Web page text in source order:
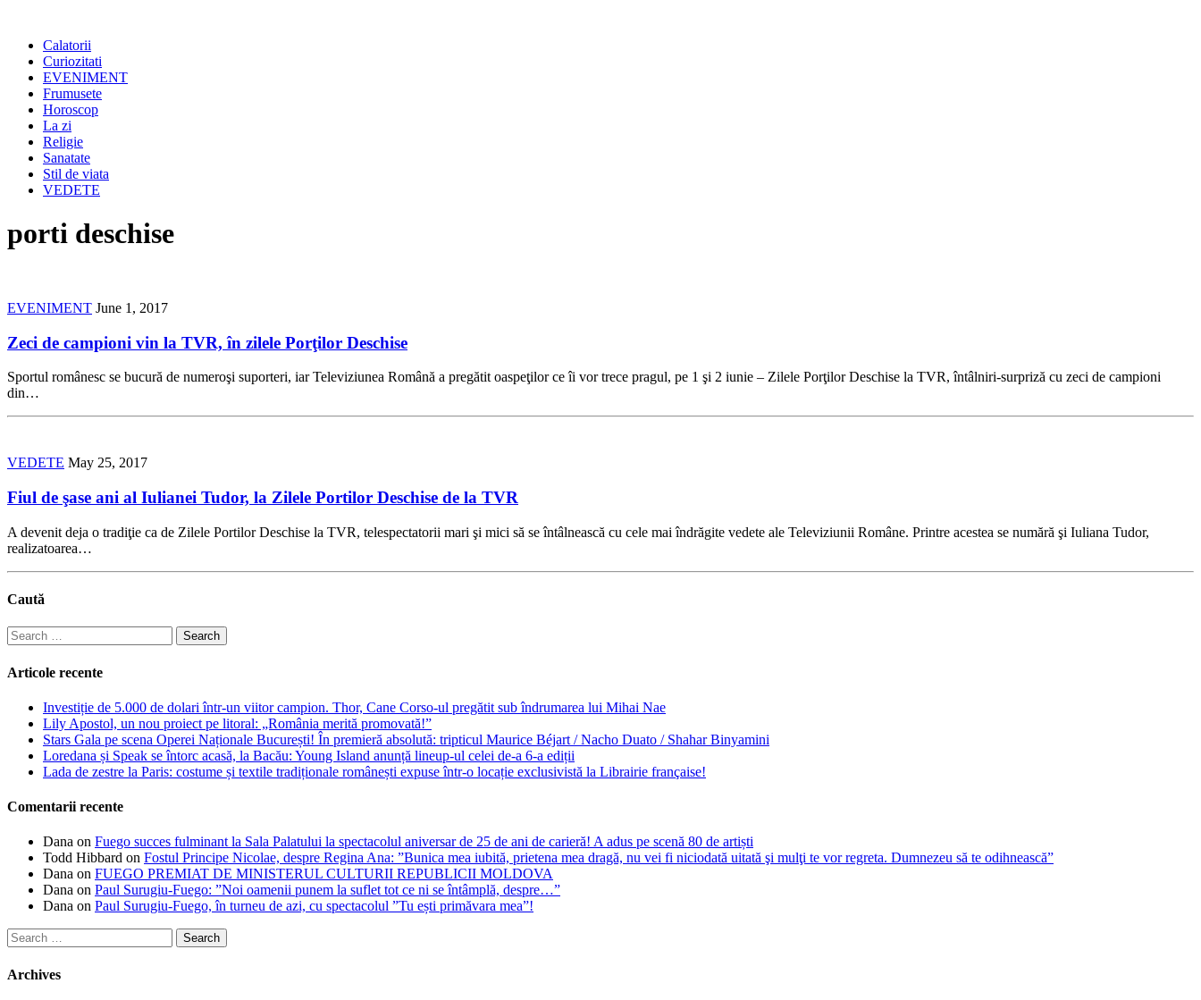
Calatorii
Curiozitati
EVENIMENT
Frumusete
Horoscop
La zi
Religie
Sanatate
Stil de viata
VEDETE
porti deschise
EVENIMENT June 1, 2017
Zeci de campioni vin la TVR, în zilele Porţilor Deschise
Sportul românesc se bucură de numeroşi suporteri, iar Televiziunea Română a pregătit oaspeţilor ce îi vor trece pragul, pe 1 şi 2 iunie – Zilele Porţilor Deschise la TVR, întâlniri-surpriză cu zeci de campioni
din…
VEDETE May 25, 2017
Fiul de şase ani al Iulianei Tudor, la Zilele Portilor Deschise de la TVR
A devenit deja o tradiţie ca de Zilele Portilor Deschise la TVR, telespectatorii mari şi mici să se întâlnească cu cele mai îndrăgite vedete ale Televiziunii Române. Printre acestea se numără şi Iuliana Tudor,
realizatoarea…
Caută
Search
for:
Articole recente
Investiție de 5.000 de dolari într-un viitor campion. Thor, Cane Corso-ul pregătit sub îndrumarea lui Mihai Nae
Lily Apostol, un nou proiect pe litoral: „România merită promovată!”
Stars Gala pe scena Operei Naționale București! În premieră absolută: tripticul Maurice Béjart / Nacho Duato / Shahar Binyamini
Loredana și Speak se întorc acasă, la Bacău: Young Island anunță lineup-ul celei de-a 6-a ediții
Lada de zestre la Paris: costume și textile tradiționale românești expuse într-o locație exclusivistă la Librairie française!
Comentarii recente
Dana on Fuego succes fulminant la Sala Palatului la spectacolul aniversar de 25 de ani de carieră! A adus pe scenă 80 de artiști
Todd Hibbard on Fostul Principe Nicolae, despre Regina Ana: ”Bunica mea iubită, prietena mea dragă, nu vei fi niciodată uitată şi mulţi te vor regreta. Dumnezeu să te odihnească”
Dana on FUEGO PREMIAT DE MINISTERUL CULTURII REPUBLICII MOLDOVA
Dana on Paul Surugiu-Fuego: ”Noi oamenii punem la suflet tot ce ni se întâmplă, despre…”
Dana on Paul Surugiu-Fuego, în turneu de azi, cu spectacolul ”Tu ești primăvara mea”!
Search
for:
Archives